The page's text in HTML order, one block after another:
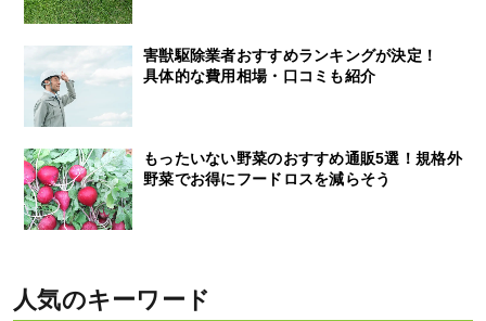
害獣駆除業者おすすめランキングが決定！
具体的な費用相場・口コミも紹介
もったいない野菜のおすすめ通販5選！規格外
野菜でお得にフードロスを減らそう
人気のキーワード